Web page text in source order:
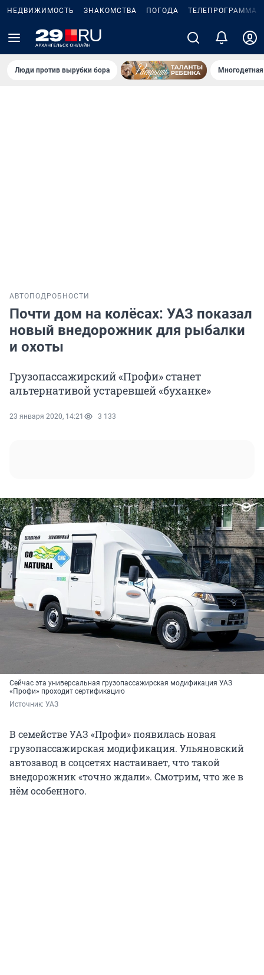
НЕДВИЖИМОСТЬ ЗНАКОМСТВА ПОГОДА ТЕЛЕПРОГРАММА
Люди против вырубки бора
АВТО ПОДРОБНОСТИ
Почти дом на колёсах: УАЗ показал
новый внедорожник для рыбалки
и охоты
Грузопассажирский «Профи» станет
альтернативой устаревшей «буханке»
23 января 2020, 14:21 3 133
Сейчас эта универсальная грузопассажирская модификация УАЗ
«Профи» проходит сертификацию
Источник: УАЗ
В семействе УАЗ «Профи» появилась новая
грузопассажирская модификация. Ульяновский
автозавод в соцсетях настаивает, что такой
внедорожник «точно ждали». Смотрим, что же в
нём особенного.